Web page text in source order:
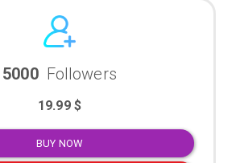
5000 Followers
19.99 $
BUY NOW